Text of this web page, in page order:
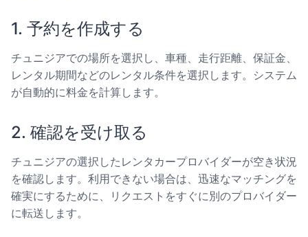
1. 予約を作成する
チュニジアでの場所を選択し、車種、走行距離、保証金、
レンタル期間などのレンタル条件を選択します。システム
が自動的に料金を計算します。
2. 確認を受け取る
チュニジアの選択したレンタカープロバイダーが空き状況
を確認します。利用できない場合は、迅速なマッチングを
確実にするために、リクエストをすぐに別のプロバイダー
に転送します。